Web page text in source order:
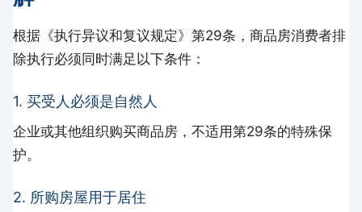
根据《执行异议和复议规定》第29条，商品房消费者排
除执行必须同时满足以下条件：
1. 买受人必须是自然人
企业或其他组织购买商品房，不适用第29条的特殊保
护。
2. 所购房屋用于居住